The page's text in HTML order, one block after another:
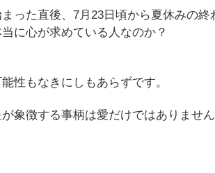
った直後、7月23日頃から夏休みの
に心が求めている人なのか？
性もなきにしもあらずです。
象徴する事柄は愛だけではありません